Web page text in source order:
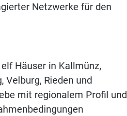
Netzwerke für den
Häuser in Kallmünz,
Velburg, Rieden und
mit regionalem Profil und